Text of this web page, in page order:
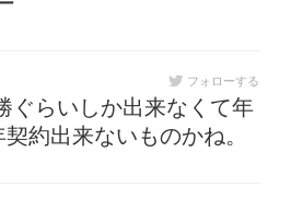
フォローする
ぐらいしか出来なくて年
約出来ないものかね。